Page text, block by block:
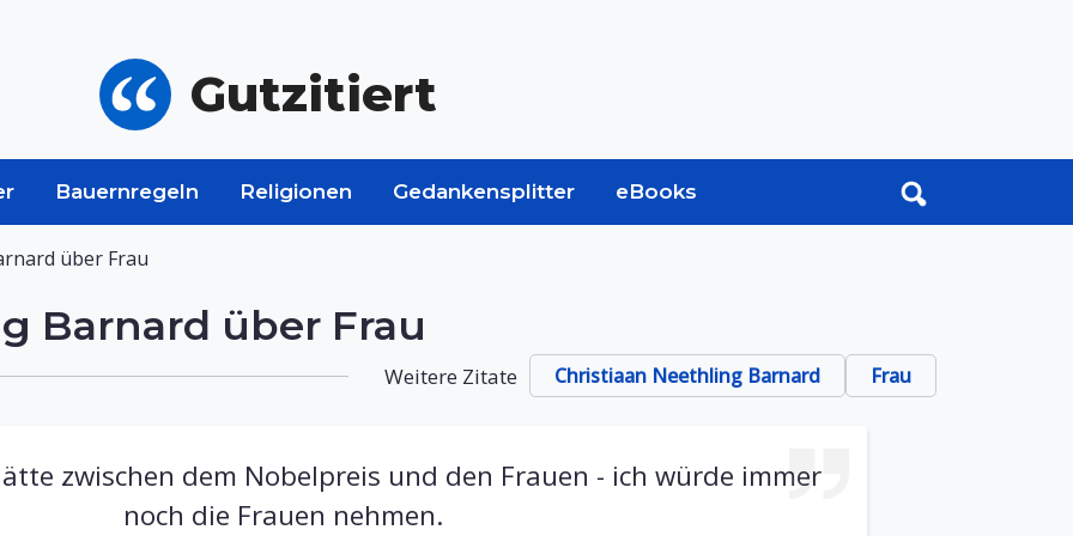
Gutzitiert
Bauernregeln Religionen Gedankensplitter eBooks
über Frau
Barnard über Frau
Weitere Zitate Christiaan Neethling Barnard Frau
zwischen dem Nobelpreis und den Frauen - ich würde immer
noch die Frauen nehmen.